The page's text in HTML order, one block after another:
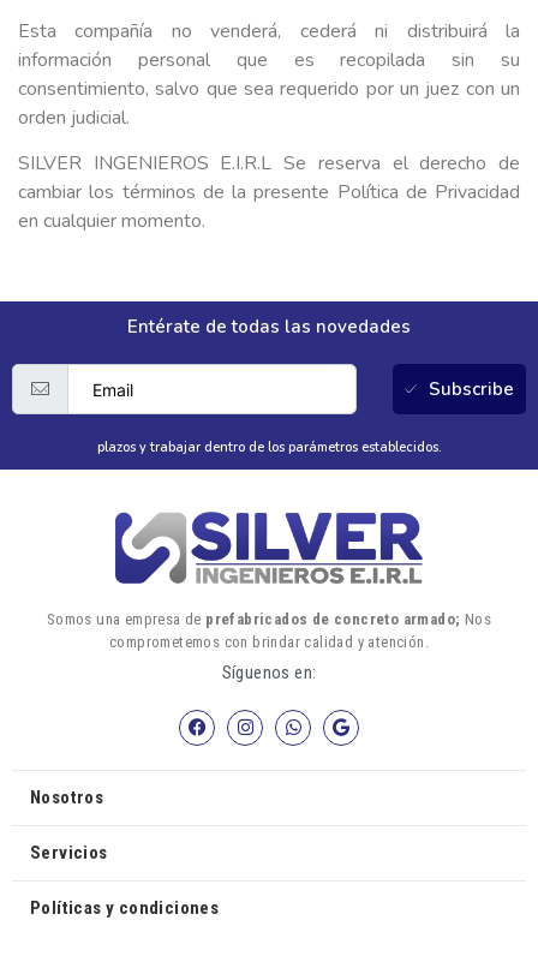
Esta compañía no venderá, cederá ni distribuirá la
información personal que es recopilada sin su
consentimiento, salvo que sea requerido por un juez con un
orden judicial.
SILVER INGENIEROS E.I.R.L Se reserva el derecho de
cambiar los términos de la presente Política de Privacidad
en cualquier momento.
Entérate de todas las novedades
Subscribe
plazos y trabajar dentro de los parámetros establecidos.
Somos una empresa de prefabricados de concreto armado; Nos
comprometemos con brindar calidad y atención.
Síguenos en:
Nosotros
Servicios
Políticas y condiciones